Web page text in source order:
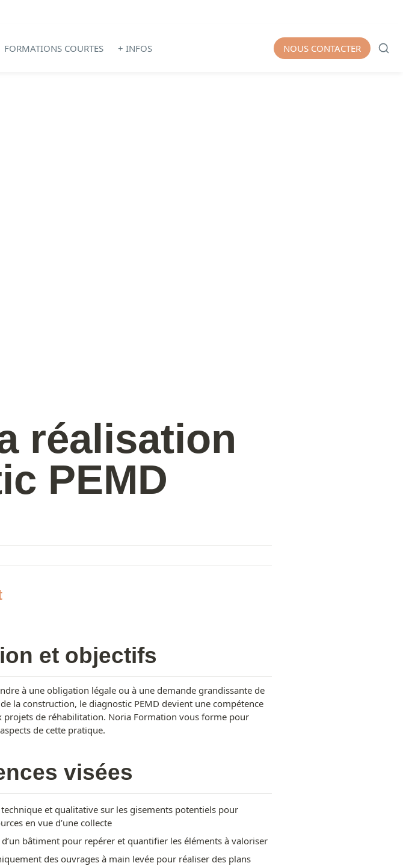
FORMATIONS COURTES + INFOS NOUS CONTACTER
réalisation
PEMD
et objectifs
à une obligation légale ou à une demande grandissante de
la construction, le diagnostic PEMD devient une compétence
projets de réhabilitation. Noria Formation vous forme pour
de cette pratique.
visées
et qualitative sur les gisements potentiels pour
en vue d’une collecte
bâtiment pour repérer et quantifier les éléments à valoriser
des ouvrages à main levée pour réaliser des plans